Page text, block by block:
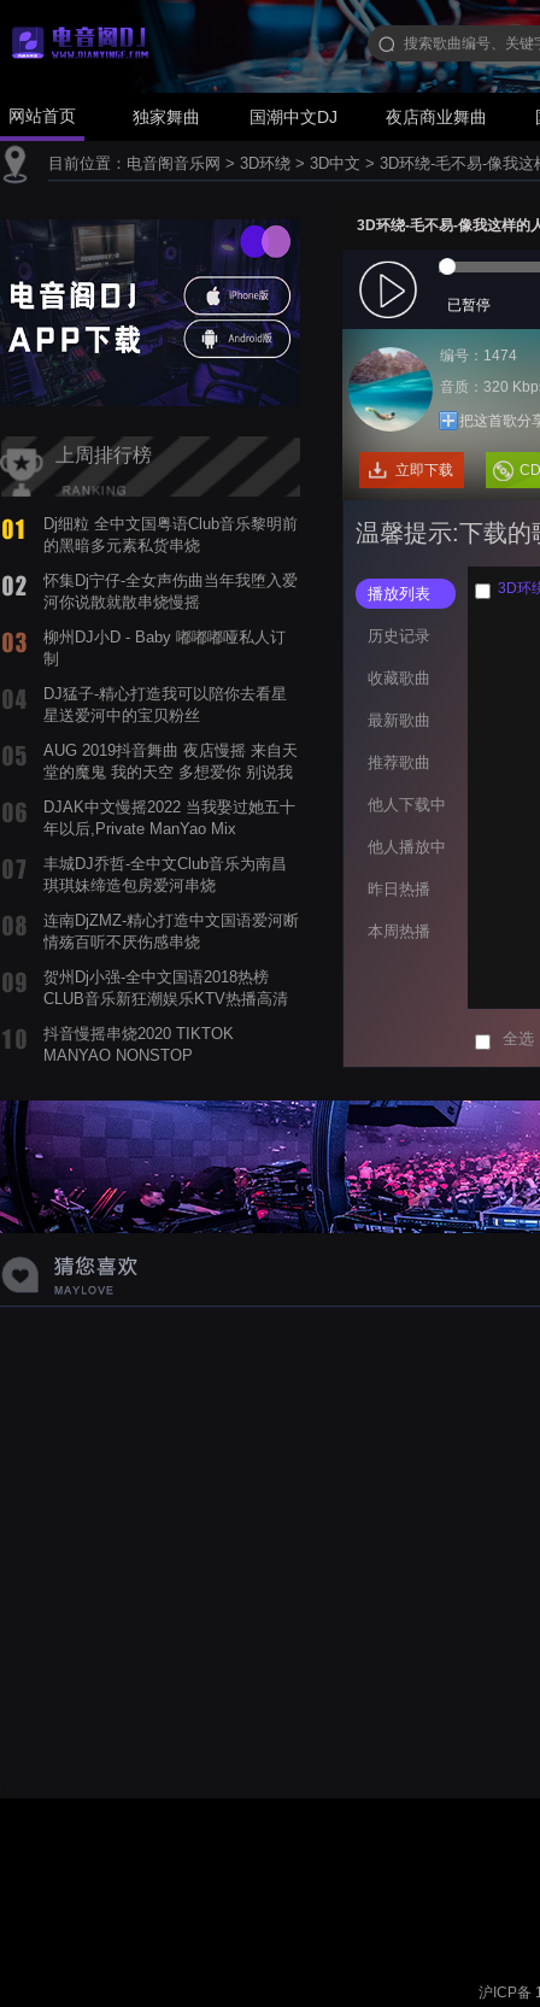
网站首页 独家舞曲 国潮中文DJ 夜店商业舞曲
目前位置： 电音阁音乐网 > 3D环绕 > 3D中文 > 3D环绕-毛不易-像我
上周排行榜
Dj细粒 全中文国粤语Club音乐黎明前
的黑暗多元素私货串烧
怀集Dj宁仔-全女声伤曲当年我堕入爱
河你说散就散串烧慢摇
柳州DJ小D - Baby 嘟嘟嘟哑私人订
制
DJ猛子-精心打造我可以陪你去看星
星送爱河中的宝贝粉丝
AUG 2019抖音舞曲 夜店慢摇 来自天
堂的魔鬼 我的天空 多想爱你 别说我
DJAK中文慢摇2022 当我娶过她五十
年以后,Private ManYao Mix
丰城DJ乔哲-全中文Club音乐为南昌
琪琪妹缔造包房爱河串烧
连南DjZMZ-精心打造中文国语爱河断
情殇百听不厌伤感串烧
贺州Dj小强-全中文国语2018热榜
CLUB音乐新狂潮娱乐KTV热播高清
抖音慢摇串烧2020 TIKTOK
MANYAO NONSTOP
蝉爸爸妈妈爱存在夏天的风是想你的
声音啊
3D环绕-毛不易-像我这样的
已暂停
编号：1474
音质：320
把这首歌分
立即下载
温馨提示:下载的
播放列表
历史记录
收藏歌曲
最新歌曲
推荐歌曲
他人下载中
他人播放中
昨日热播
本周热播
3D环
全选
沪ICP备